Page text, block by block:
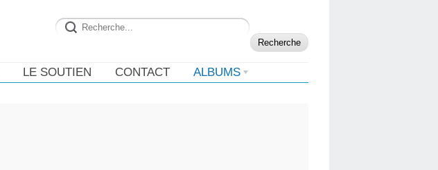
LE SOUTIEN CONTACT ALBUMS